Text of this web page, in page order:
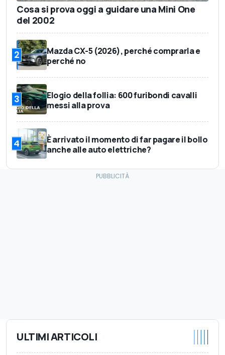
Cosa si prova oggi a guidare una Mini One
del 2002
2
Mazda CX-5 (2026), perché comprarla e
perché no
3
Elogio della follia: 600 furibondi cavalli
messi alla prova
4
È arrivato il momento di far pagare il bollo
anche alle auto elettriche?
ULTIMI ARTICOLI